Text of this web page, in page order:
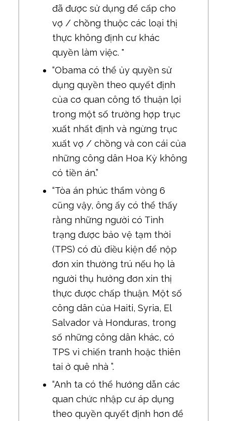
đã được sử dụng để cấp cho
vợ / chồng thuộc các loại thị
thực không định cư khác
quyền làm việc. "
“Obama có thể ủy quyền sử
dụng quyền theo quyết định
của cơ quan công tố thuận lợi
trong một số trường hợp trục
xuất nhất định và ngừng trục
xuất vợ / chồng và con cái của
những công dân Hoa Kỳ không
có tiền án.”
“Tòa án phúc thẩm vòng 6
cũng vậy, ông ấy có thể thấy
rằng những người có Tình
trạng được bảo vệ tạm thời
(TPS) có đủ điều kiện để nộp
đơn xin thường trú nếu họ là
người thụ hưởng đơn xin thị
thực được chấp thuận. Một số
công dân của Haiti, Syria, El
Salvador và Honduras, trong
số những công dân khác, có
TPS vì chiến tranh hoặc thiên
tai ở quê nhà ”.
“Anh ta có thể hướng dẫn các
quan chức nhập cư áp dụng
theo quyền quyết định hơn để